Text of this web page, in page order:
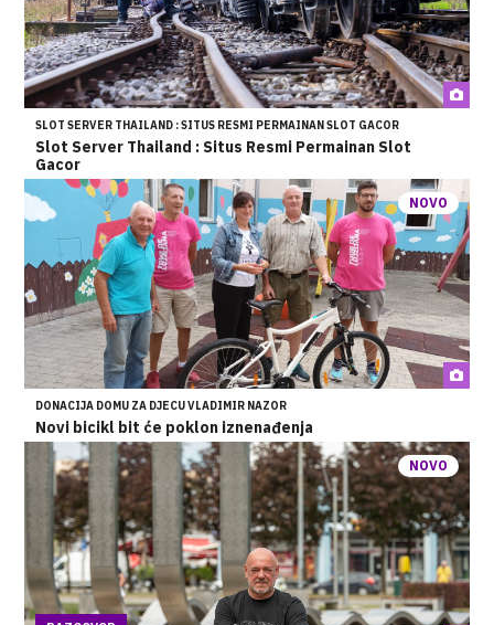
SLOT SERVER THAILAND : SITUS RESMI PERMAINAN SLOT GACOR
Slot Server Thailand : Situs Resmi Permainan Slot
Gacor
NOVO
DONACIJA DOMU ZA DJECU VLADIMIR NAZOR
Novi bicikl bit će poklon iznenađenja
NOVO